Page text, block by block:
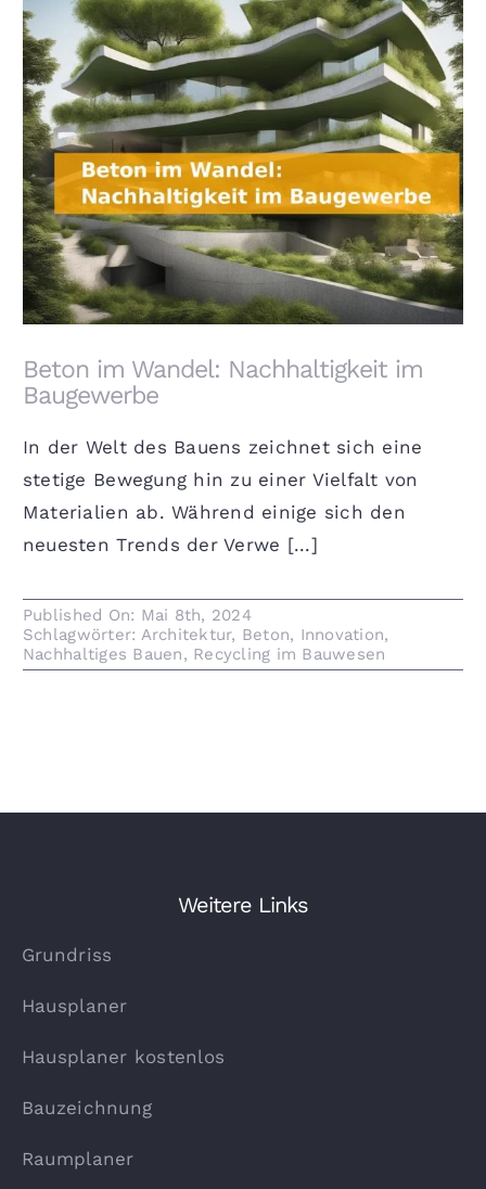
Beton im Wandel: Nachhaltigkeit im Baugewerbe
Beton im Wandel: Nachhaltigkeit im
Baugewerbe
In der Welt des Bauens zeichnet sich eine
stetige Bewegung hin zu einer Vielfalt von
Materialien ab. Während einige sich den
neuesten Trends der Verwe [...]
Published On: Mai 8th, 2024
Schlagwörter: Architektur, Beton, Innovation,
Nachhaltiges Bauen, Recycling im Bauwesen
Weitere Links
Grundriss
Hausplaner
Hausplaner kostenlos
Bauzeichnung
Raumplaner